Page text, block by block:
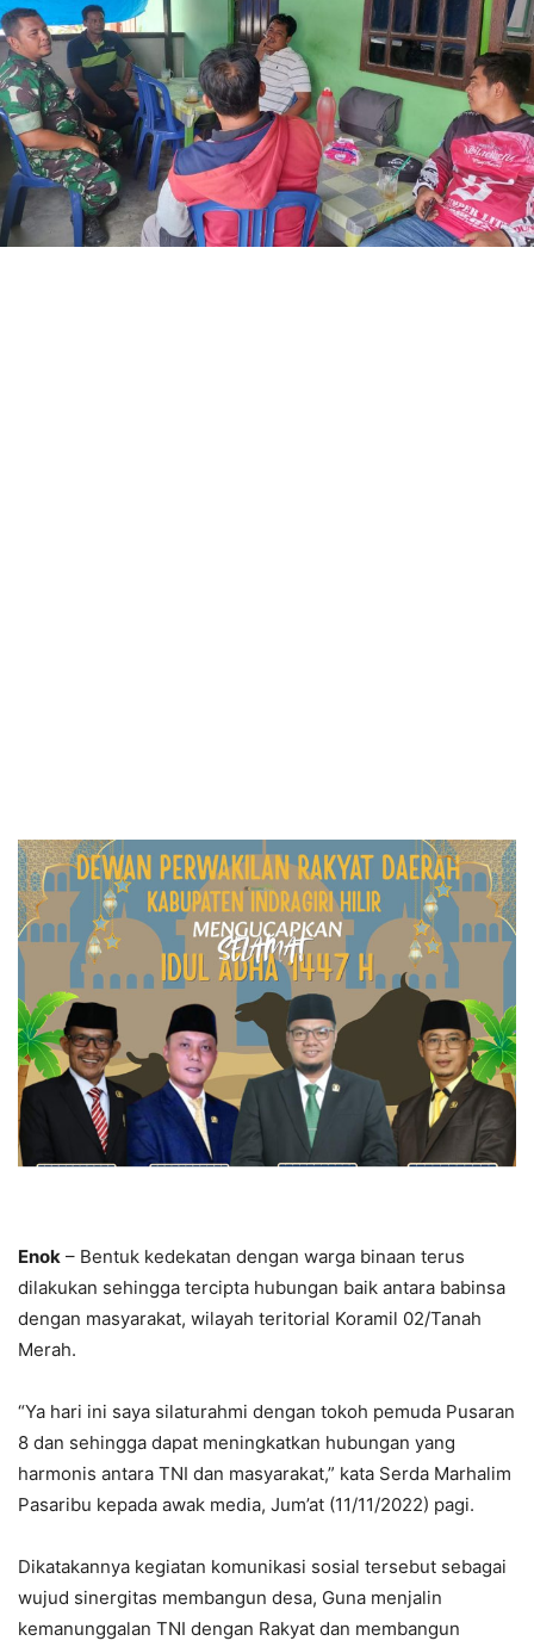
Enok – Bentuk kedekatan dengan warga binaan terus
dilakukan sehingga tercipta hubungan baik antara babinsa
dengan masyarakat, wilayah teritorial Koramil 02/Tanah
Merah.
“Ya hari ini saya silaturahmi dengan tokoh pemuda Pusaran
8 dan sehingga dapat meningkatkan hubungan yang
harmonis antara TNI dan masyarakat,” kata Serda Marhalim
Pasaribu kepada awak media, Jum’at (11/11/2022) pagi.
Dikatakannya kegiatan komunikasi sosial tersebut sebagai
wujud sinergitas membangun desa, Guna menjalin
kemanunggalan TNI dengan Rakyat dan membangun